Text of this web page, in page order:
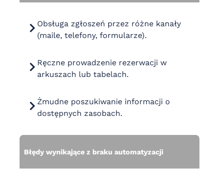
Obsługa zgłoszeń przez różne kanały
(maile, telefony, formularze).
Ręczne prowadzenie rezerwacji w
arkuszach lub tabelach.
Żmudne poszukiwanie informacji o
dostępnych zasobach.
Błędy wynikające z braku automatyzacji